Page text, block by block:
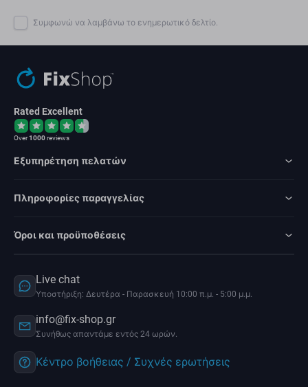
Συμφωνώ να λαμβάνω το ενημερωτικό δελτίο.
Rated Excellent
Over1000reviews
Εξυπηρέτηση πελατών
Πληροφορίες παραγγελίας
Όροι και προϋποθέσεις
Live chat
Υποστήριξη: Δευτέρα - Παρασκευή 10:00 π.μ. - 5:00 μ.μ.
info@fix-shop.gr
Συνήθως απαντάμε εντός 24 ωρών.
Κέντρο βοήθειας / Συχνές ερωτήσεις